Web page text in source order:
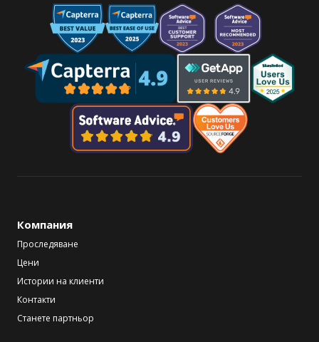
Компания
Проследяване
Цени
Истории на клиенти
Контакти
Станете партньор